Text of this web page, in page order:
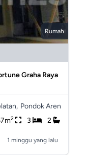
Rumah
Graha Raya
Pondok Aren
2 3 2
1 minggu yang lalu